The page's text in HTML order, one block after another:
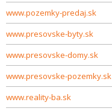
www.pozemky-predaj.sk
www.presovske-byty.sk
www.presovske-domy.sk
www.presovske-pozemky.sk
www.reality-ba.sk